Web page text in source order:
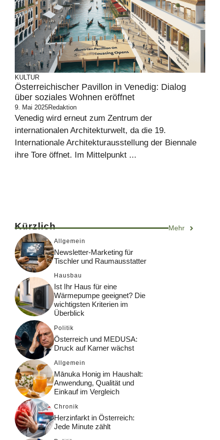
KULTUR
Österreichischer Pavillon in Venedig: Dialog
über soziales Wohnen eröffnet
9. Mai 2025Redaktion
Venedig wird erneut zum Zentrum der
internationalen Architekturwelt, da die 19.
Internationale Architekturausstellung der Biennale
ihre Tore öffnet. Im Mittelpunkt ...
Kürzlich Mehr
Allgemein
Newsletter-Marketing für
Tischler und Raumausstatter
Hausbau
Ist Ihr Haus für eine
Wärmepumpe geeignet? Die
wichtigsten Kriterien im
Überblick
Politik
Österreich und MEDUSA:
Druck auf Karner wächst
Allgemein
Mānuka Honig im Haushalt:
Anwendung, Qualität und
Einkauf im Vergleich
Chronik
Herzinfarkt in Österreich:
Jede Minute zählt